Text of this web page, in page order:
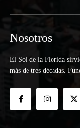
Nosotros
El Sol de la Florida
más de tres décadas.